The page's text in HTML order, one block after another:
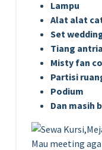
Lampu
Alat alat
Set
Tiang
Misty fan
Partisi
Podium
Dan masih
Mau meeting